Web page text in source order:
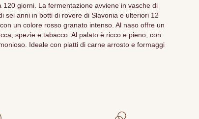
giorni. La fermentazione avviene in vasche di
sei anni in botti di rovere di Slavonia e ulteriori 12
un colore rosso granato intenso. Al naso offre un
spezie e tabacco. Al palato è ricco e pieno, con
Ideale con piatti di carne arrosto e formaggi